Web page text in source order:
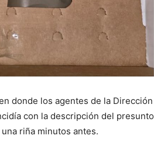
donde los agentes de la Dirección
con la descripción del presunto
riña minutos antes.